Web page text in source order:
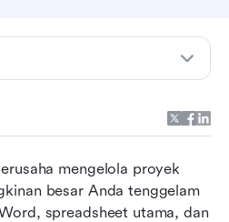
mengelola proyek
besar Anda tenggelam
spreadsheet utama, dan
teratas
manajemen persyaratan